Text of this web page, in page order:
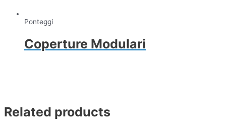
Ponteggi
Coperture Modulari
Related products